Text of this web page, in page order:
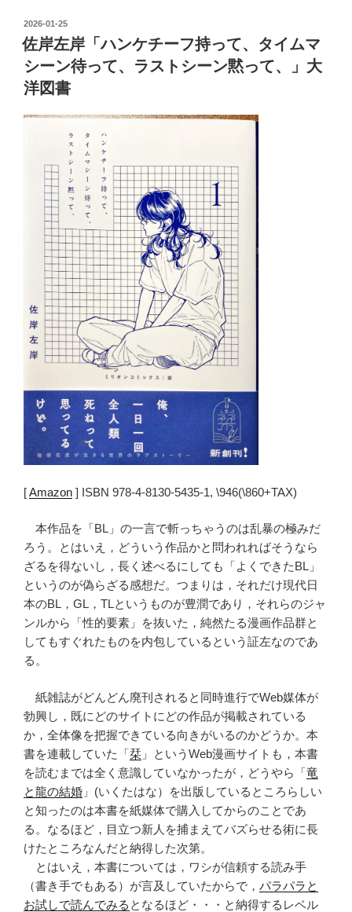
POSTED
ON
2026-01-25
佐岸左岸「ハンケチーフ持って、タイムマ
シーン待って、ラストシーン黙って、」大
洋図書
[Amazon ] ISBN 978-4-8130-5435-1, \946(\860+TAX)
本作品を「BL」の一言で斬っちゃうのは乱暴の極みだ
ろう。とはいえ，どういう作品かと問われればそうなら
ざるを得ないし，長く述べるにしても「よくできたBL」
というのが偽らざる感想だ。つまりは，それだけ現代日
本のBL，GL，TLというものが豊潤であり，それらのジャ
ンルから「性的要素」を抜いた，純然たる漫画作品群と
してもすぐれたものを内包しているという証左なのであ
る。
紙雑誌がどんどん廃刊されると同時進行でWeb媒体が
勃興し，既にどのサイトにどの作品が掲載されている
か，全体像を把握できている向きがいるのかどうか。本
書を連載していた「栞 」というWeb漫画サイトも，本書
を読むまでは全く意識していなかったが，どうやら「竜
と龍の結婚 」(いくたはな）を出版しているところらしい
と知ったのは本書を紙媒体で購入してからのことであ
る。なるほど，目立つ新人を捕まえてバズらせる術に長
けたところなんだと納得した次第。
とはいえ，本書については，ワシが信頼する読み手
（書き手でもある）が言及していたからで， パラパラと
お試しで読んでみる となるほど・・・と納得するレベル